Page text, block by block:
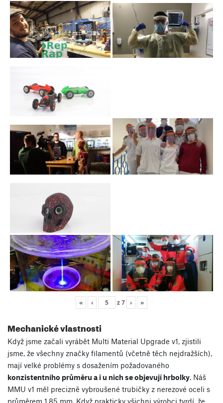
« ‹ z7 › »
Mechanické vlastnosti
Když jsme začali vyrábět Multi Material Upgrade v1, zjistili
jsme, že všechny značky filamentů (včetně těch nejdražších),
mají velké problémy s dosažením požadovaného
konzistentního průměru a i u nich se objevují hrbolky. Náš
MMU v1 měl precizně vybroušené trubičky z nerezové oceli s
průměrem 1.85 mm. Když prakticky všichni výrobci tvrdí, že